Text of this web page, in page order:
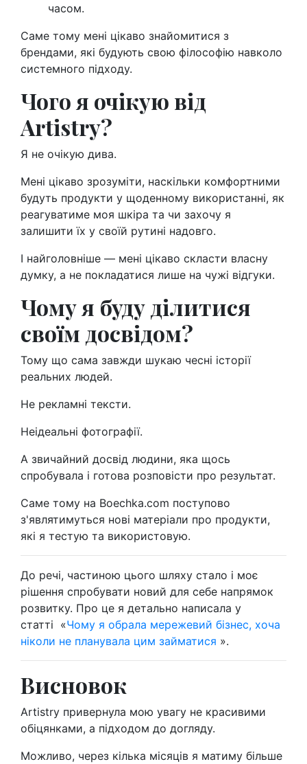
часом.
Саме тому мені цікаво знайомитися з
брендами, які будують свою філософію навколо
системного підходу.
Чого я очікую від
Artistry?
Я не очікую дива.
Мені цікаво зрозуміти, наскільки комфортними
будуть продукти у щоденному використанні, як
реагуватиме моя шкіра та чи захочу я
залишити їх у своїй рутині надовго.
І найголовніше — мені цікаво скласти власну
думку, а не покладатися лише на чужі відгуки.
Чому я буду ділитися
своїм досвідом?
Тому що сама завжди шукаю чесні історії
реальних людей.
Не рекламні тексти.
Неідеальні фотографії.
А звичайний досвід людини, яка щось
спробувала і готова розповісти про результат.
Саме тому на Boechka.com поступово
з'являтимуться нові матеріали про продукти,
які я тестую та використовую.
До речі, частиною цього шляху стало і моє
рішення спробувати новий для себе напрямок
розвитку. Про це я детально написала у
статті «Чому я обрала мережевий бізнес, хоча
ніколи не планувала цим займатися ».
Висновок
Artistry привернула мою увагу не красивими
обіцянками, а підходом до догляду.
Можливо, через кілька місяців я матиму більше